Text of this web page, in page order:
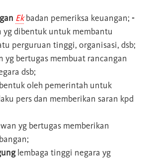
Ekbadan pemeriksa keuangan; -
yg dibentuk untuk membantu
perguruan tinggi, organisasi, dsb;
yg bertugas membuat rancangan
dsb;
oleh pemerintah untuk
pers dan memberikan saran kpd
yg bertugas memberikan
lembaga tinggi negara yg